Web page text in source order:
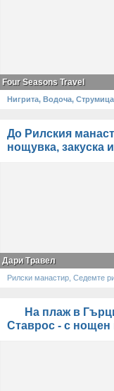
Four Seasons Travel
Нигрита, Водоча, Струмица
До Рилския
нощувка, закуска
Дари Травел
Рилски манастир, Седемте
На плаж в
Ставрос - с нощен